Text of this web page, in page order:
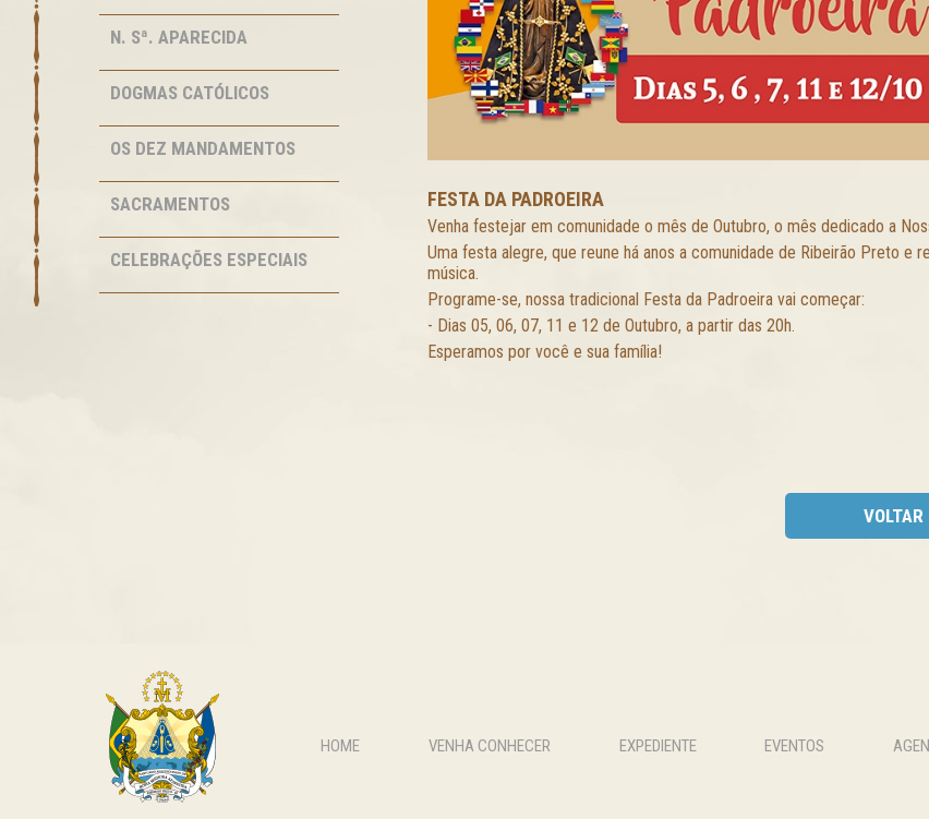
N. Sª. APARECIDA
DOGMAS CATÓLICOS
OS DEZ MANDAMENTOS
SACRAMENTOS
CELEBRAÇÕES ESPECIAIS
FESTA DA PADROEIRA
Venha festejar em comunidade o mês de Outubro, o mês dedicado a
Uma festa alegre, que reune há anos a comunidade de Ribeirão Preto e
música.
Programe-se, nossa tradicional Festa da Padroeira vai começar:
- Dias 05, 06, 07, 11 e 12 de Outubro, a partir das 20h.
Esperamos por você e sua família!
VOLTAR
HOME VENHA CONHECER EXPEDIENTE EVENTOS